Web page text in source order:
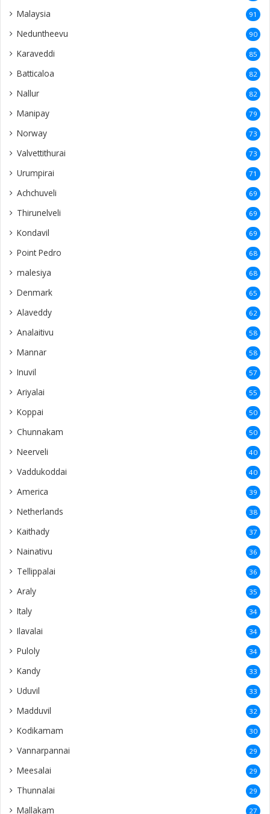
Malaysia 91
Neduntheevu 90
Karaveddi 85
Batticaloa 82
Nallur 82
Manipay 79
Norway 73
Valvettithurai 73
Urumpirai 71
Achchuveli 69
Thirunelveli 69
Kondavil 69
Point Pedro 68
malesiya 68
Denmark 65
Alaveddy 62
Analaitivu 58
Mannar 58
Inuvil 57
Ariyalai 55
Koppai 50
Chunnakam 50
Neerveli 40
Vaddukoddai 40
America 39
Netherlands 38
Kaithady 37
Nainativu 36
Tellippalai 36
Araly 35
Italy 34
Ilavalai 34
Puloly 34
Kandy 33
Uduvil 33
Madduvil 32
Kodikamam 30
Vannarpannai 29
Meesalai 29
Thunnalai 29
Mallakam 27